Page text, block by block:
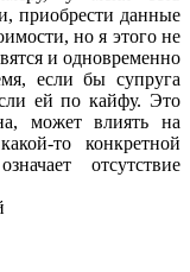
приобрести данные
но я этого не
и одновременно
если бы супруга
ей по кайфу. Это
может влиять на
то конкретной
отсутствие